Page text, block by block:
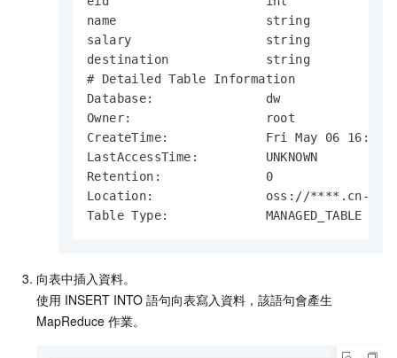
name                    string
salary                  string
destination             string
# Detailed Table Information
Database:               dw
Owner:                  root
CreateTime:             Fri May 06 16:40:06
LastAccessTime:         UNKNOWN
Retention:              0
Location:               oss://****.cn-
Table Type:             MANAGED_TABLE
向表中插入資料。
使用 INSERT INTO 語句向表寫入資料，該語句會產生
MapReduce 作業。